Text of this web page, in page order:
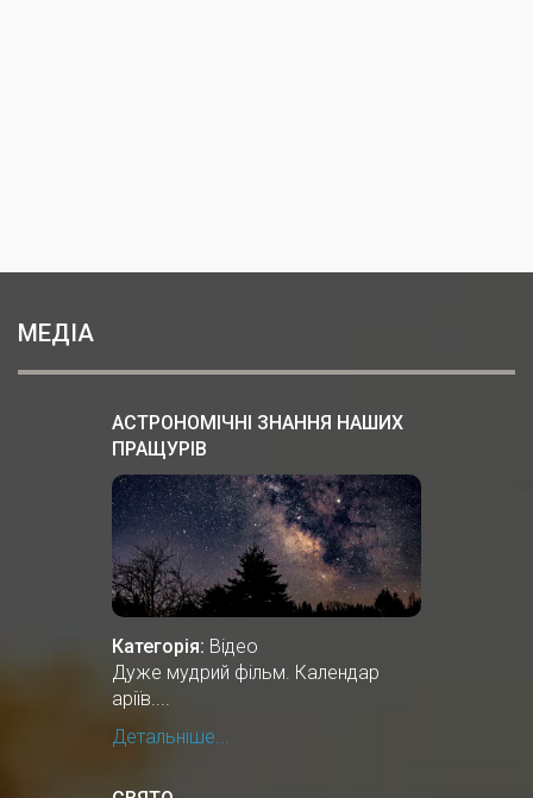
МЕДІА
АСТРОНОМІЧНІ ЗНАННЯ НАШИХ
ПРАЩУРІВ
Категорія: Відео
Дуже мудрий фільм. Календар
аріїв....
Детальніше...